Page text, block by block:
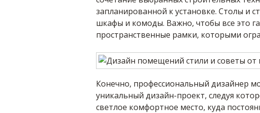
запланированной к установке. Столы и
шкафы и комоды. Важно, чтобы все это
пространственные рамки, которыми
Конечно, профессиональный дизайнер
уникальный дизайн-проект, следуя
светлое комфортное место, куда